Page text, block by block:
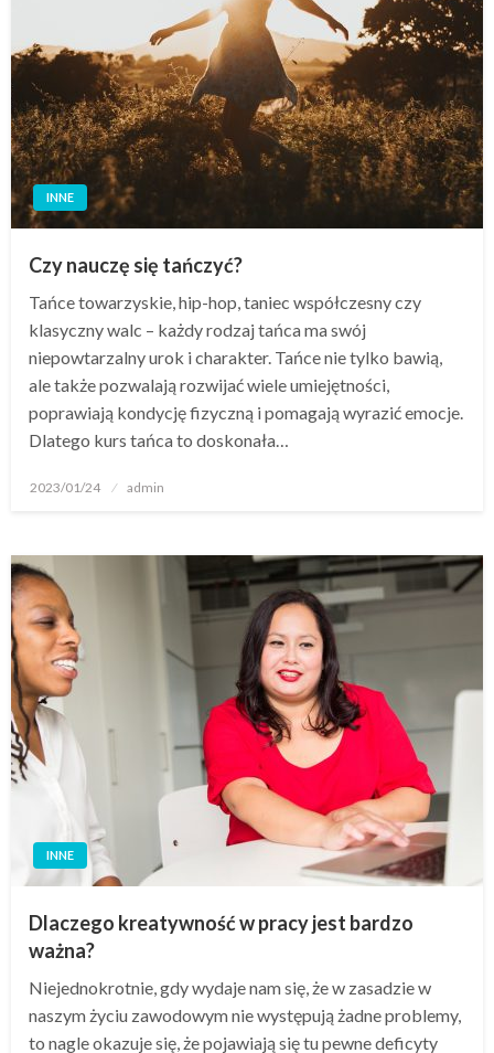
INNE
Czy nauczę się tańczyć?
Tańce towarzyskie, hip-hop, taniec współczesny czy
klasyczny walc – każdy rodzaj tańca ma swój
niepowtarzalny urok i charakter. Tańce nie tylko bawią,
ale także pozwalają rozwijać wiele umiejętności,
poprawiają kondycję fizyczną i pomagają wyrazić emocje.
Dlatego kurs tańca to doskonała…
Opublikowane
2023/01/24 admin
INNE
Dlaczego kreatywność w pracy jest bardzo
ważna?
Niejednokrotnie, gdy wydaje nam się, że w zasadzie w
naszym życiu zawodowym nie występują żadne problemy,
to nagle okazuje się, że pojawiają się tu pewne deficyty